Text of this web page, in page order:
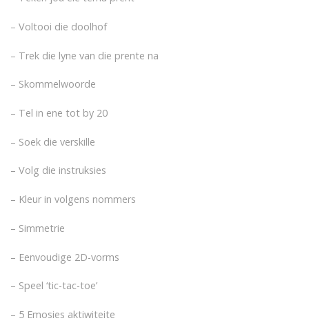
– Voltooi die doolhof
– Trek die lyne van die prente na
– Skommelwoorde
– Tel in ene tot by 20
– Soek die verskille
– Volg die instruksies
– Kleur in volgens nommers
– Simmetrie
– Eenvoudige 2D-vorms
– Speel ‘tic-tac-toe’
– 5 Emosies aktiwiteite